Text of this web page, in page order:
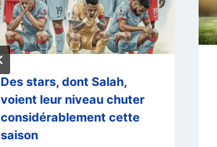
Des stars, dont Salah,
voient leur niveau chuter
considérablement cette
saison